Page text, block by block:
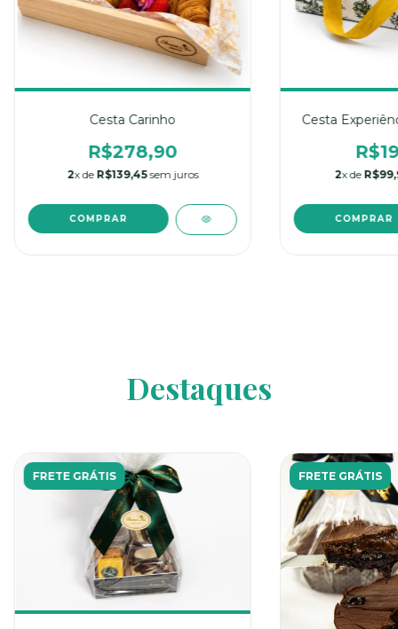
Cesta Carinho
R$278,90
2x de R$139,45sem juros
Cesta
2x de
Destaques
FRETE GRÁTIS FRETE GRÁTIS